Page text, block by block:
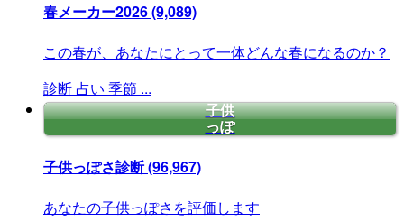
春メーカー2026(9,089)
この春が、あなたにとって一体どんな春になるのか？
診断 占い 季節 ...
子供
っぽ
子供っぽさ診断(96,967)
あなたの子供っぽさを評価します